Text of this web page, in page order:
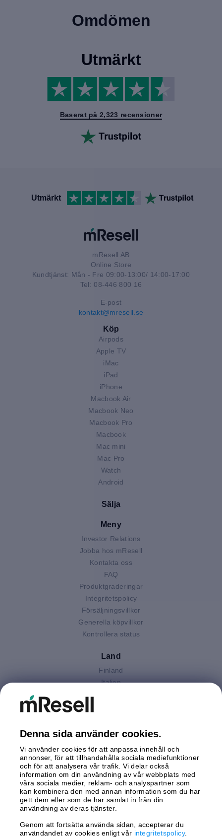
Omdömen
Utmärkt
Baserat på 2,323 recensioner
Utmärkt
mResell AB
Online Store
Kundtjänst: Mån - Fre 09:00-13:00/ 14:00-17:00
Tel: 08-446 800 16
E-post
kontakt@mresell.se
Köp
Airpods
Apple TV
iMac
iPad
iPhone
Macbook Air
Macbook Neo
Macbook Pro
Macbook
Mac mini
Mac Pro
Watch
Android
Sälja
Meny
Investor Relations
Jobba hos mResell
Kontakta oss
FAQ
Produktgraderingar
Integritetspolicy
Försäljningsvillkor
Generella köpvillkor
Kontrollera status
Land
Finland
Italien
Storbritannien
Tyskland
Österrike
Betalningar
Leverans av
Denna sida använder cookies.
Vi använder cookies för att anpassa innehåll och
annonser, för att tillhandahålla sociala mediefunktioner
och för att analysera vår trafik. Vi delar också
information om din användning av vår webbplats med
våra sociala medier, reklam- och analyspartner som
kan kombinera den med annan information som du har
gett dem eller som de har samlat in från din
användning av deras tjänster.
Genom att fortsätta använda sidan, accepterar du
användandet av cookies enligt vår integritetspolicy.